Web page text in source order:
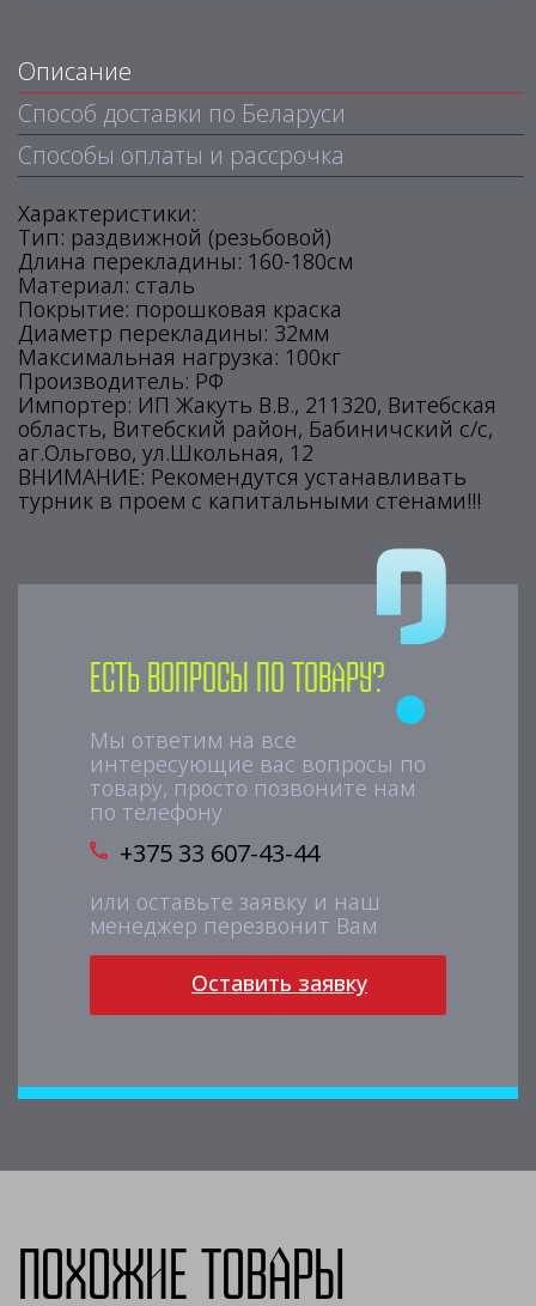
Описание
Способ доставки по Беларуси
Способы оплаты и рассрочка
Характеристики:
Тип: раздвижной (резьбовой)
Длина перекладины: 160-180см
Материал: сталь
Покрытие: порошковая краска
Диаметр перекладины: 32мм
Максимальная нагрузка: 100кг
Производитель: РФ
Импортер: ИП Жакуть В.В., 211320, Витебская
область, Витебский район, Бабиничский с/с,
аг.Ольгово, ул.Школьная, 12
ВНИМАНИЕ: Рекомендутся устанавливать
турник в проем с капитальными стенами!!!
Есть вопросы по товару?
Мы ответим на все
интересующие вас вопросы по
товару, просто позвоните нам
по телефону
+375 33 607-43-44
или оставьте заявку и наш
менеджер перезвонит Вам
Оставить заявку
Похожие товары